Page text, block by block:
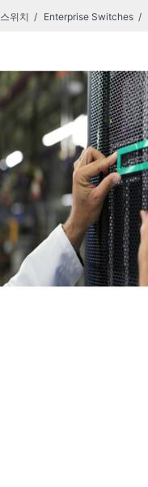
스위치 Enterprise Switches